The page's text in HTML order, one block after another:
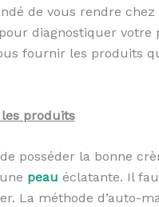
de vous rendre chez
diagnostiquer votre
fournir les produits
produits
posséder la bonne
peau éclatante. Il
La méthode d’auto-